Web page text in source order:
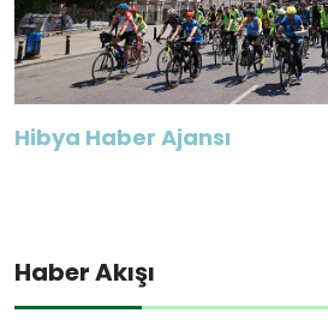
Hibya Haber Ajansı
Haber Akışı